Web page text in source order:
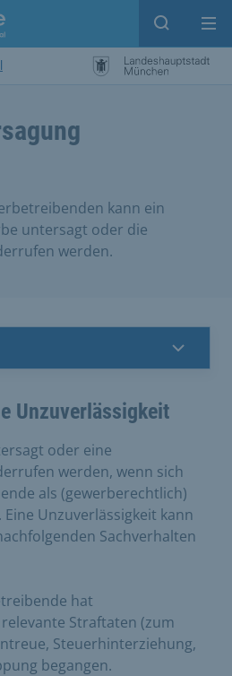
Suche
kann ein
untersagt oder die
werden.
Unzuverlässigkeit
oder eine
werden, wenn sich
als (gewerberechtlich)
Unzuverlässigkeit kann
Sachverhalten
hat
Straftaten (zum
Steuerhinterziehung,
begangen.